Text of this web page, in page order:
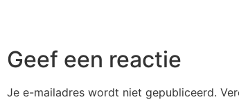
Geef een reactie
Je e-mailadres wordt niet gepubliceerd.